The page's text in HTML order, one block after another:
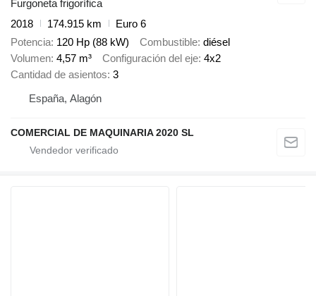
Furgoneta frigorífica
2018
174.915 km
Euro 6
Potencia 120 Hp (88 kW) Combustible diésel
Volumen 4,57 m³ Configuración del eje 4x2
Cantidad de asientos 3
España, Alagón
COMERCIAL DE MAQUINARIA 2020 SL